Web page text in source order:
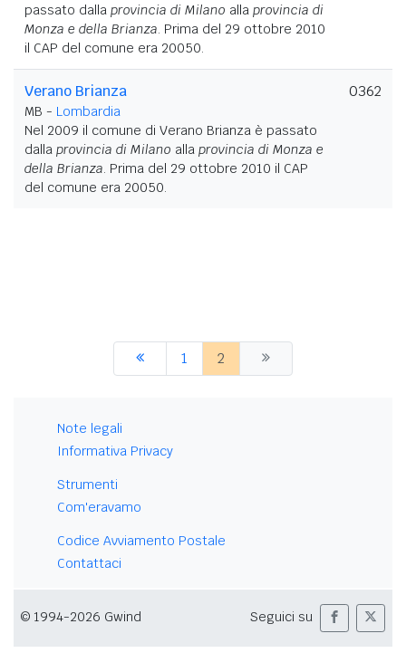
passato dalla provincia di Milano alla provincia di
Monza e della Brianza. Prima del 29 ottobre 2010
il CAP del comune era 20050.
Verano Brianza
MB - Lombardia
Nel 2009 il comune di Verano Brianza è passato
dalla provincia di Milano alla provincia di Monza e
della Brianza. Prima del 29 ottobre 2010 il CAP
del comune era 20050.
0362
1 2
Note legali
Informativa Privacy
Strumenti
Com'eravamo
Codice Avviamento Postale
Contattaci
© 1994-2026 Gwind Seguici su